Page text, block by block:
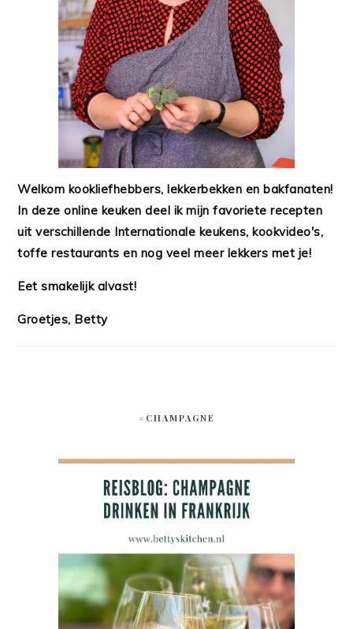
Welkom kookliefhebbers, lekkerbekken en bakfanaten!
In deze online keuken deel ik mijn favoriete recepten
uit verschillende Internationale keukens, kookvideo's,
toffe restaurants en nog veel meer lekkers met je!
Eet smakelijk alvast!
Groetjes, Betty
#CHAMPAGNE